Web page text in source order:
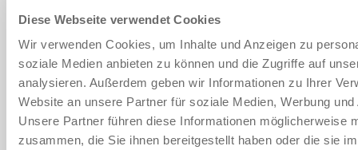
Diese Webseite verwendet Cookies
Wir verwenden Cookies, um Inhalte und Anzeigen zu
soziale Medien anbieten zu können und die Zugriffe auf
analysieren. Außerdem geben wir Informationen zu Ihrer
Website an unsere Partner für soziale Medien, Werbung
Unsere Partner führen diese Informationen möglicherweise
zusammen, die Sie ihnen bereitgestellt haben oder die sie
DOWNLOADS
PDF-Datenblatt
Herunterladen